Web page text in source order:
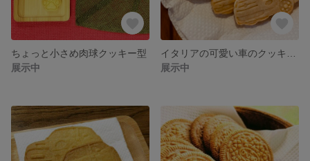
ちょっと小さめ肉球クッキー型
展示中
展示中